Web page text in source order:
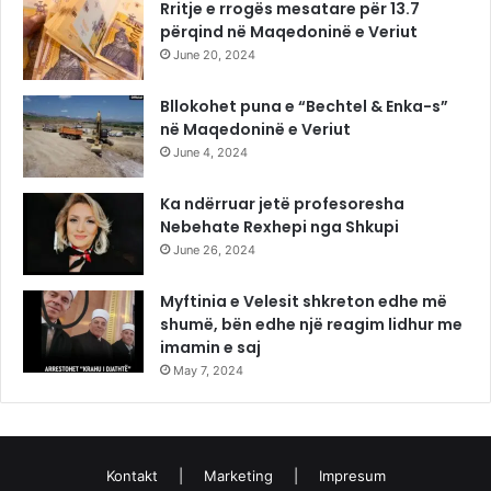
Rritje e rrogës mesatare për 13.7
përqind në Maqedoninë e Veriut
June 20, 2024
Bllokohet puna e “Bechtel & Enka-s”
në Maqedoninë e Veriut
June 4, 2024
Ka ndërruar jetë profesoresha
Nebehate Rexhepi nga Shkupi
June 26, 2024
Myftinia e Velesit shkreton edhe më
shumë, bën edhe një reagim lidhur me
imamin e saj
May 7, 2024
Kontakt Marketing Impresum